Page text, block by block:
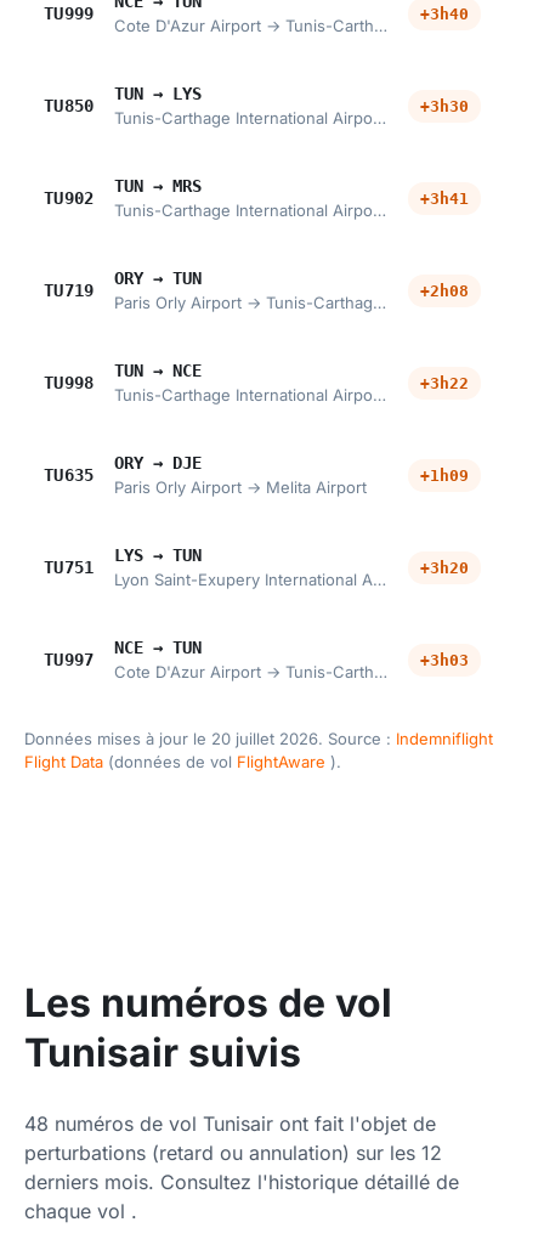
TU999
Cote D'Azur Airport → Tunis-Carthage International Airport
+3h40
TU850
TUN → LYS
Tunis-Carthage International Airport → Lyon Saint-Exupery International Airport
+3h30
TU902
TUN → MRS
Tunis-Carthage International Airport → Marseille Provence Airport
+3h41
TU719
ORY → TUN
Paris Orly Airport → Tunis-Carthage International Airport
+2h08
TU998
TUN → NCE
Tunis-Carthage International Airport → Cote D'Azur Airport
+3h22
TU635
ORY → DJE
Paris Orly Airport → Melita Airport
+1h09
TU751
LYS → TUN
Lyon Saint-Exupery International Airport → Tunis-Carthage International Airport
+3h20
TU997
NCE → TUN
Cote D'Azur Airport → Tunis-Carthage International Airport
+3h03
Données mises à jour le 20 juillet 2026. Source : Indemniflight
Flight Data (données de vol FlightAware ).
Les numéros de vol
Tunisair suivis
48 numéros de vol Tunisair ont fait l'objet de
perturbations (retard ou annulation) sur les 12
derniers mois. Consultez l'historique détaillé de
chaque vol .